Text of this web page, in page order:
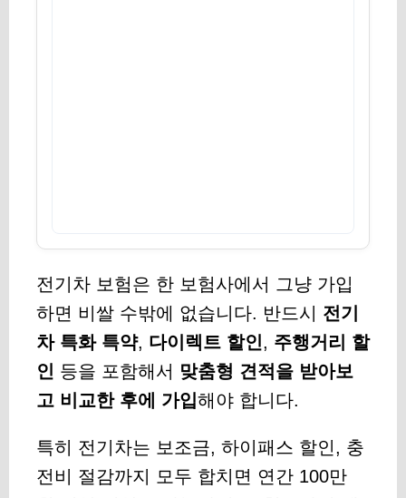
전기차 보험은 한 보험사에서 그냥 가입
하면 비쌀 수밖에 없습니다. 반드시 전기
차 특화 특약, 다이렉트 할인, 주행거리 할
인 등을 포함해서 맞춤형 견적을 받아보
고 비교한 후에 가입해야 합니다.
특히 전기차는 보조금, 하이패스 할인, 충
전비 절감까지 모두 합치면 연간 100만